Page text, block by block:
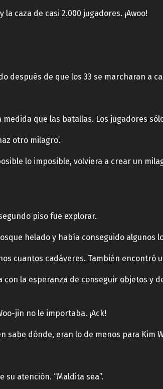
caza de casi 2.000 jugadores. ¡Awoo!
después de que los 33 se marcharan a
que las batallas. Los jugadores
otro milagro’.
lo imposible, volviera a crear un
piso fue explorar.
helado y había conseguido algunos
cuantos cadáveres. También
la esperanza de conseguir objetos y
jin no le importaba. ¡Ack!
sabe dónde, eran lo de menos para Kim
su atención. “Maldita sea”.